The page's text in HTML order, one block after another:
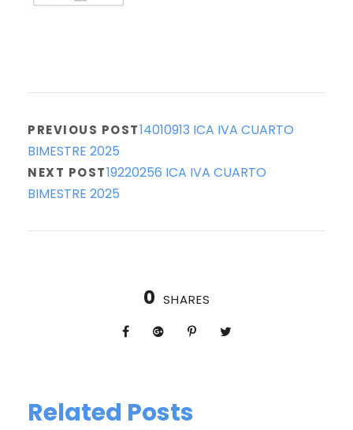
PREVIOUS POST14010913 ICA IVA CUARTO
BIMESTRE 2025
NEXT POST19220256 ICA IVA CUARTO
BIMESTRE 2025
0 SHARES
Related Posts